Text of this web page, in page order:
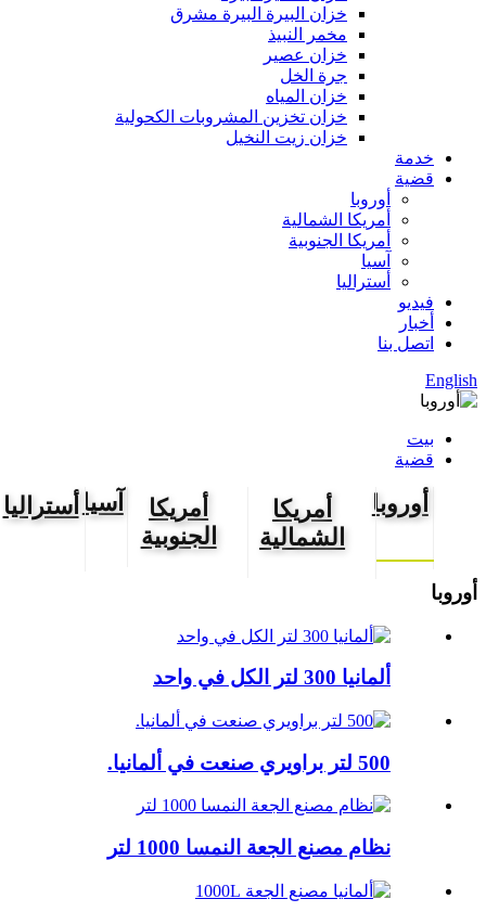
خزان البيرة البيرة مشرق
مخمر النبيذ
خزان عصير
جرة الخل
خزان المياه
خزان تخزين المشروبات الكحولية
خزان زيت النخيل
خدمة
قضية
أوروبا
أمريكا الشمالية
أمريكا الجنوبية
آسيا
أستراليا
فيديو
أخبار
اتصل بنا
English
بيت
قضية
أوروبا
أمريكا
الشمالية
أمريكا
الجنوبية
آسيا أستراليا
أوروبا
ألمانيا 300 لتر الكل في واحد
500 لتر براويري صنعت في ألمانيا.
نظام مصنع الجعة النمسا 1000 لتر